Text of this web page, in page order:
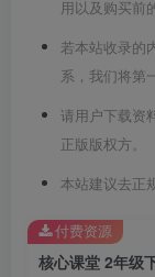
用以及购买前
若本站收录的
系，我们将第
请用户下载资
正版版权方。
本站建议去正
核心课堂 2年级
付费资源